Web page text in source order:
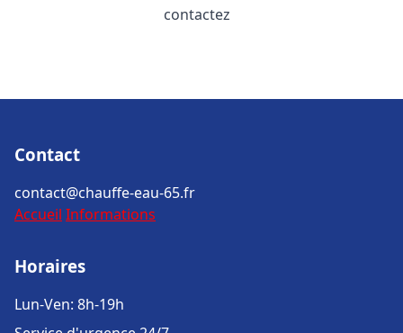
contactez
Contact
contact@chauffe-eau-65.fr
Accueil Informations
Horaires
Lun-Ven: 8h-19h